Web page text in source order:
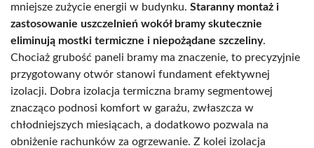
mniejsze zużycie energii w budynku. Staranny montaż i
zastosowanie uszczelnień wokół bramy skutecznie
eliminują mostki termiczne i niepożądane szczeliny.
Chociaż grubość paneli bramy ma znaczenie, to precyzyjnie
przygotowany otwór stanowi fundament efektywnej
izolacji. Dobra izolacja termiczna bramy segmentowej
znacząco podnosi komfort w garażu, zwłaszcza w
chłodniejszych miesiącach, a dodatkowo pozwala na
obniżenie rachunków za ogrzewanie. Z kolei izolacja